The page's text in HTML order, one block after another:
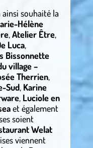
ainsi souhaité la
Hélène
,Atelier Être,
Luca,
Bissonnette
village –
Therrien,
Sud, Karine
, Luciole en
et également
soient
Welat
viennent